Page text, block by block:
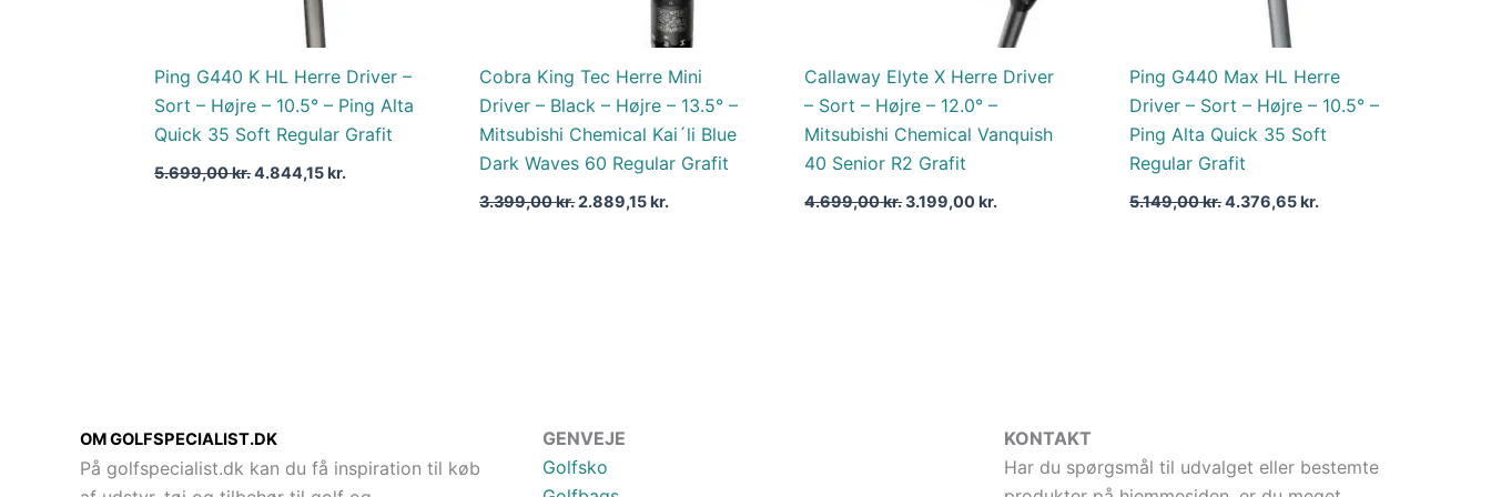
Ping G440 K HL Herre Driver –
Sort – Højre – 10.5° – Ping Alta
Quick 35 Soft Regular Grafit
5.699,00kr.4.844,15kr.
Cobra King Tec Herre Mini
Driver – Black – Højre – 13.5° –
Mitsubishi Chemical Kai´li Blue
Dark Waves 60 Regular Grafit
3.399,00kr.2.889,15kr.
Callaway Elyte X Herre Driver
– Sort – Højre – 12.0° –
Mitsubishi Chemical Vanquish
40 Senior R2 Grafit
4.699,00kr.3.199,00kr.
Ping G440 Max HL Herre
Driver – Sort – Højre – 10.5° –
Ping Alta Quick 35 Soft
Regular Grafit
5.149,00kr.4.376,65kr.
OM GOLFSPECIALIST.DK
På golfspecialist.dk kan du få inspiration til køb
GENVEJE
Golfsko
KONTAKT
Har du spørgsmål til udvalget eller bestemte